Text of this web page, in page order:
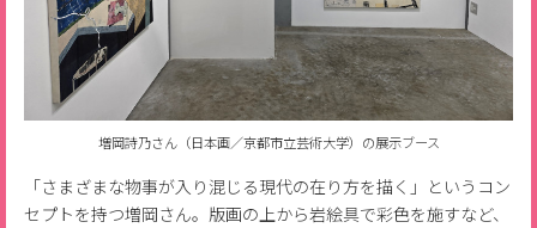
増岡詩乃さん（日本画／京都市立芸術大学）の展示ブース
「さまざまな物事が入り混じる現代の在り方を描く」というコン
セプトを持つ増岡さん。版画の上から岩絵具で彩色を施すなど、